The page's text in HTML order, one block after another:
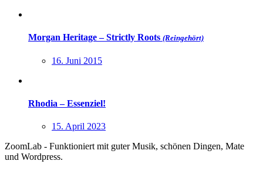
Morgan Heritage – Strictly Roots (Reingehört)
16. Juni 2015
Rhodia – Essenziel!
15. April 2023
ZoomLab - Funktioniert mit guter Musik, schönen Dingen, Mate
und Wordpress.